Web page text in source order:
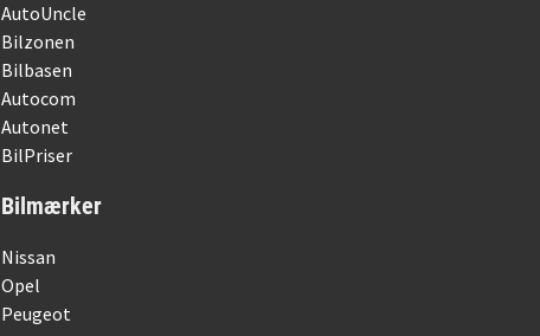
AutoUncle
Bilzonen
Bilbasen
Autocom
Autonet
BilPriser
Bilmærker
Nissan
Opel
Peugeot